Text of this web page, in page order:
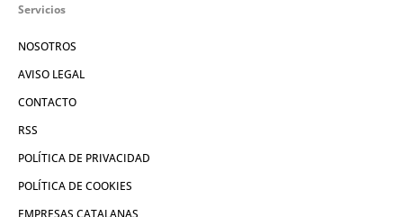
Servicios
NOSOTROS
AVISO LEGAL
CONTACTO
RSS
POLÍTICA DE PRIVACIDAD
POLÍTICA DE COOKIES
EMPRESAS CATALANAS